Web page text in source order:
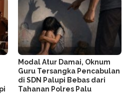
Modal Atur Damai, Oknum
Guru Tersangka Pencabulan
di SDN Palupi Bebas dari
Tahanan Polres Palu